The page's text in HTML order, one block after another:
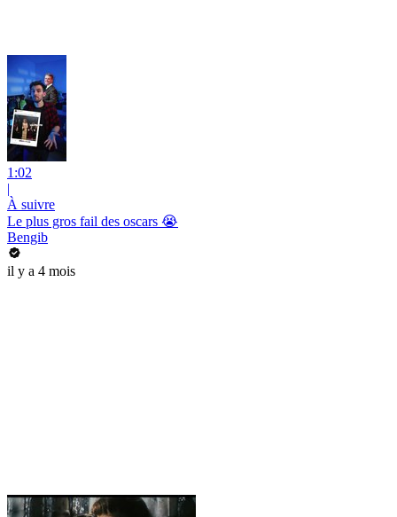
1:02
|
À suivre
Le plus gros fail des oscars 😭
Bengib
il y a 4 mois